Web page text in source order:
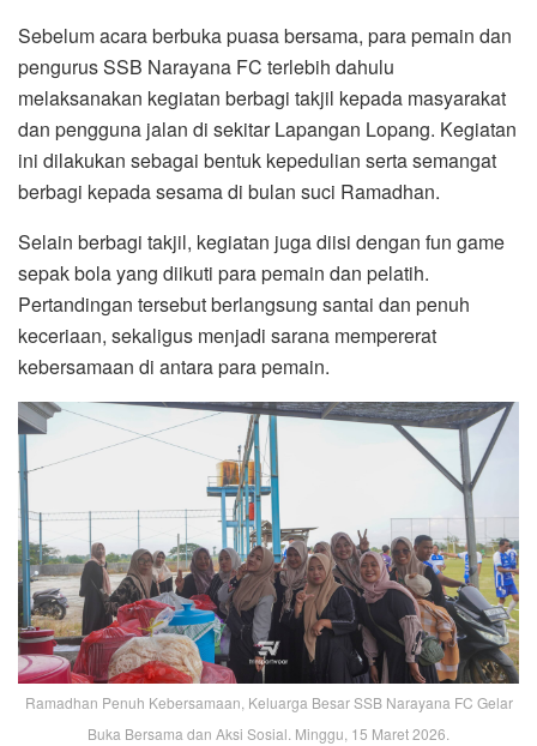
Sebelum acara berbuka puasa bersama, para pemain dan
pengurus SSB Narayana FC terlebih dahulu
melaksanakan kegiatan berbagi takjil kepada masyarakat
dan pengguna jalan di sekitar Lapangan Lopang. Kegiatan
ini dilakukan sebagai bentuk kepedulian serta semangat
berbagi kepada sesama di bulan suci Ramadhan.
Selain berbagi takjil, kegiatan juga diisi dengan fun game
sepak bola yang diikuti para pemain dan pelatih.
Pertandingan tersebut berlangsung santai dan penuh
keceriaan, sekaligus menjadi sarana mempererat
kebersamaan di antara para pemain.
Ramadhan Penuh Kebersamaan, Keluarga Besar SSB Narayana FC Gelar
Buka Bersama dan Aksi Sosial. Minggu, 15 Maret 2026.